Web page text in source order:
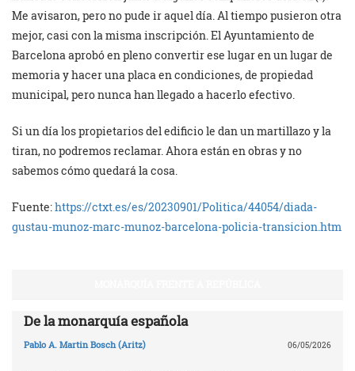
Me avisaron, pero no pude ir aquel día. Al tiempo pusieron otra
mejor, casi con la misma inscripción. El Ayuntamiento de
Barcelona aprobó en pleno convertir ese lugar en un lugar de
memoria y hacer una placa en condiciones, de propiedad
municipal, pero nunca han llegado a hacerlo efectivo.
Si un día los propietarios del edificio le dan un martillazo y la
tiran, no podremos reclamar. Ahora están en obras y no
sabemos cómo quedará la cosa.
Fuente:https://ctxt.es/es/20230901/Politica/44054/diada-
gustau-munoz-marc-munoz-barcelona-policia-transicion.htm
De la monarquía española
Pablo A. Martin Bosch (Aritz) 06/05/2026